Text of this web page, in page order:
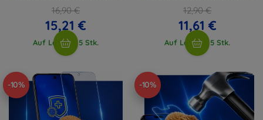
16,90 €
15,21 €
Auf Lager > 5 Stk.
12,90 €
11,61 €
Auf Lager > 5 Stk.
-10% -10%